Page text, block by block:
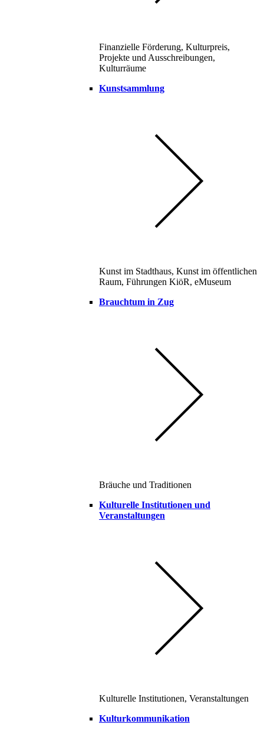
Finanzielle Förderung, Kulturpreis,
Projekte und Ausschreibungen,
Kulturräume
Kunstsammlung
Kunst im Stadthaus, Kunst im öffentlichen
Raum, Führungen KiöR, eMuseum
Brauchtum in Zug
Bräuche und Traditionen
Kulturelle Institutionen und
Veranstaltungen
Kulturelle Institutionen, Veranstaltungen
Kulturkommunikation